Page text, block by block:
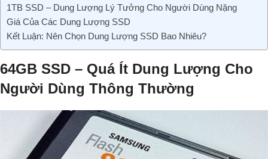
1TB SSD – Dung Lượng Lý Tưởng Cho Người Dùng Nặng
Giá Của Các Dung Lượng SSD
Kết Luận: Nên Chọn Dung Lượng SSD Bao Nhiêu?
64GB SSD – Quá Ít Dung Lượng Cho
Người Dùng Thông Thường